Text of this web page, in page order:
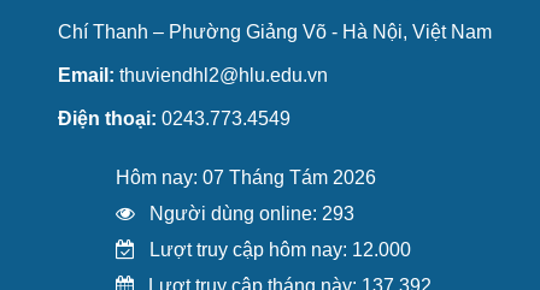
Chí Thanh – Phường Giảng Võ - Hà Nội, Việt Nam
Email: thuviendhl2@hlu.edu.vn
Điện thoại: 0243.773.4549
Hôm nay: 07 Tháng Tám 2026
Người dùng online: 293
Lượt truy cập hôm nay: 12.000
Lượt truy cập tháng này: 137.392